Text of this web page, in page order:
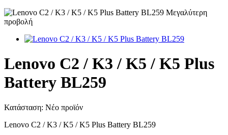
Μεγαλύτερη
προβολή
Lenovo C2 / K3 / K5 / K5 Plus
Battery BL259
Κατάσταση: Νέο προϊόν
Lenovo C2 / K3 / K5 / K5 Plus Battery BL259